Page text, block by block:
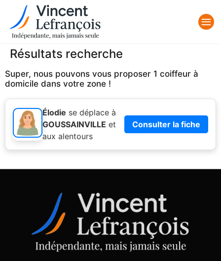
Résultats recherche
Super, nous pouvons vous proposer 1 coiffeur à
domicile dans votre zone !
Élodie se déplace à
GOUSSAINVILLE et
aux alentours
Consulter la fiche